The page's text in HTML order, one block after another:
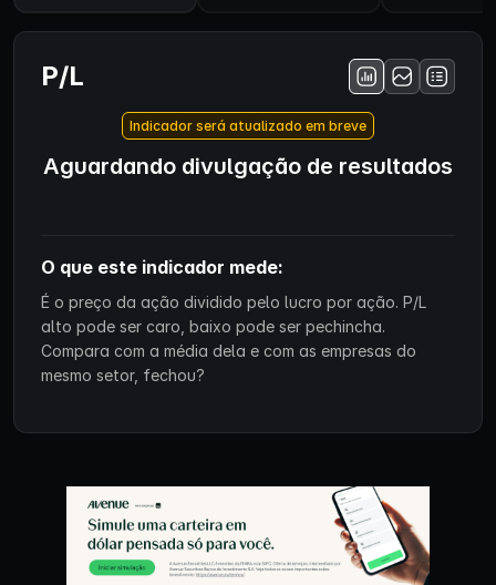
P/L
Indicador será atualizado em breve
Aguardando divulgação de resultados
O que este indicador mede:
É o preço da ação dividido pelo lucro por ação. P/L
alto pode ser caro, baixo pode ser pechincha.
Compara com a média dela e com as empresas do
mesmo setor, fechou?